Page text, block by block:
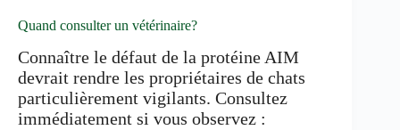
Quand consulter un vétérinaire?
Connaître le défaut de la protéine AIM
devrait rendre les propriétaires de chats
particulièrement vigilants. Consultez
immédiatement si vous observez :